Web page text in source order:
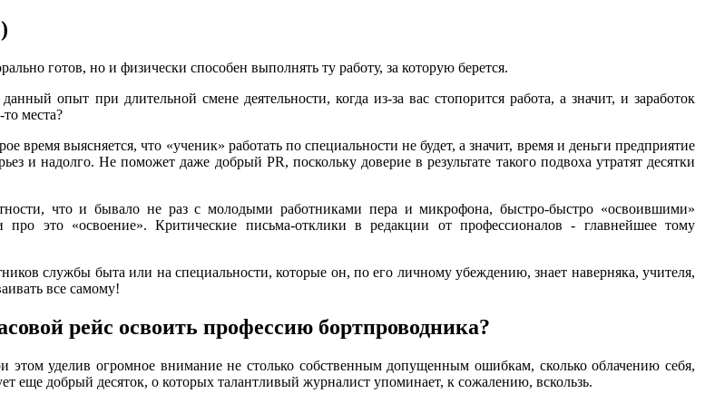
готов, но и физически способен выполнять ту работу, за которую берется.
опыт при длительной смене деятельности, когда из-за вас стопорится работа, а значит, и заработок
места?
время выясняется, что «ученик» работать по специальности не будет, а значит, время и деньги предприятие
и надолго. Не поможет даже добрый PR, поскольку доверие в результате такого подвоха утратят десятки
что и бывало не раз с молодыми работниками пера и микрофона, быстро-быстро «освоившими»
это «освоение». Критические письма-отклики в редакции от профессионалов - главнейшее тому
службы быта или на специальности, которые он, по его личному убеждению, знает наверняка, учителя,
все самому!
рейс освоить профессию бортпроводника?
этом уделив огромное внимание не столько собственным допущенным ошибкам, сколько облачению себя,
еще добрый десяток, о которых талантливый журналист упоминает, к сожалению, вскользь.